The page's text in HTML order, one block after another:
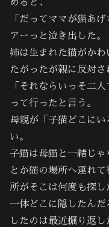
めると、
「だってママが猫あ
アーっと泣き出した。
姉は生まれた猫がか
たがったが親に反対さ
「それならいっそ二
って行ったと言う。
母親が「子猫どこに
い。
子猫は母猫と一緒じ
とか猫の場所へ連れて
所がそこは何度も探し
一体どこに隠したん
したのは最近掘り返し